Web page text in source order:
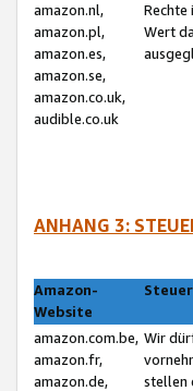
amazon.nl,
amazon.pl,
amazon.es,
amazon.se,
amazon.co.uk,
audible.co.uk
Wert
ANHANG 3:
Amazon-
Website
amazon.com.be,
amazon.fr,
amazon.de,
Wir
stellen